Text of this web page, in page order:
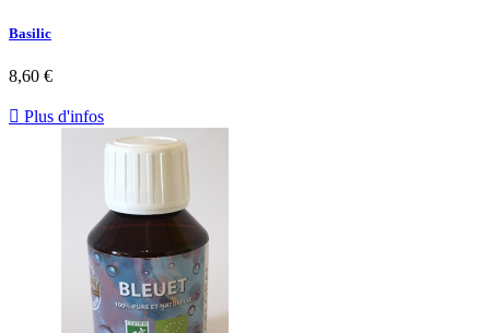
Basilic
8,60 €
 Plus d'infos